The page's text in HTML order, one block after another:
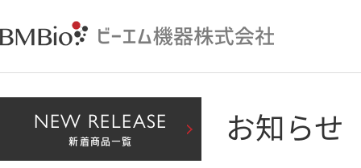
お知らせ
NEW RELEASE
新着商品一覧